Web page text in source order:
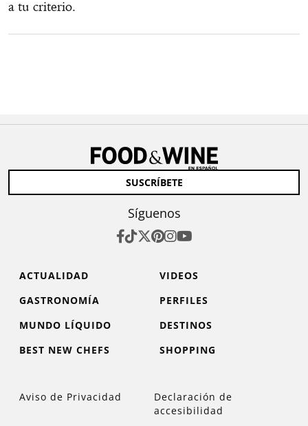
a tu criterio.
SUSCRÍBETE
Síguenos
ACTUALIDAD
VIDEOS
GASTRONOMÍA
PERFILES
MUNDO LÍQUIDO
DESTINOS
BEST NEW CHEFS
SHOPPING
Aviso de Privacidad
Declaración de
accesibilidad